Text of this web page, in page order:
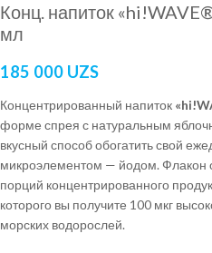
Конц. напиток
мл
185 000 UZS
Концентрированный напиток
форме спрея с натуральным
вкусный способ обогатить свой
микроэлементом — йодом.
порций концентрированного
которого вы получите 100 мкг
морских водорослей.